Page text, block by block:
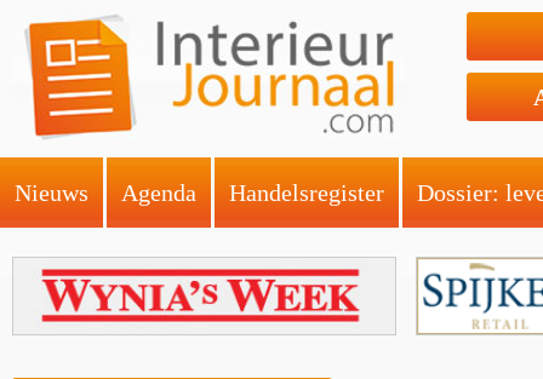
Nieuws Agenda Handelsregister Dossier: